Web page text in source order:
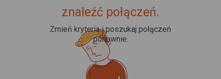
znaleźć połączeń.
Zmień kryteria i poszukaj połączeń
ponownie.